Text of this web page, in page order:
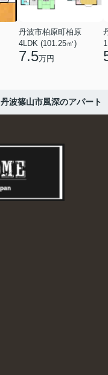
丹波市柏原町柏原
4LDK (101.25㎡)
7.5万円
丹波篠山市風深のアパート